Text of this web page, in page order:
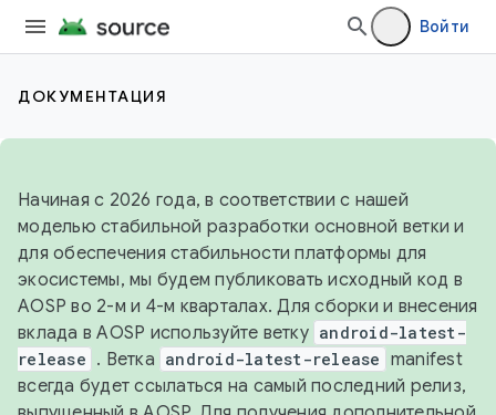
Войти
ДОКУМЕНТАЦИЯ
Начиная с 2026 года, в соответствии с нашей
моделью стабильной разработки основной ветки и
для обеспечения стабильности платформы для
экосистемы, мы будем публиковать исходный код в
AOSP во 2-м и 4-м кварталах. Для сборки и внесения
вклада в AOSP используйте ветку android-latest-
release . Ветка android-latest-release manifest
всегда будет ссылаться на самый последний релиз,